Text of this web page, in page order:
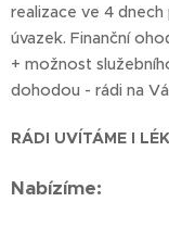
realizace ve 4
úvazek. Finanční
+ možnost
dohodou - rádi na
RÁDI UVÍTÁME I
Nabízíme: